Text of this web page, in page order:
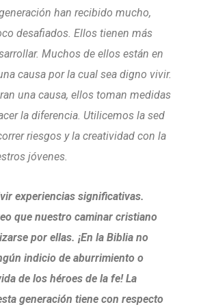
han recibido mucho,
desafiados. Ellos tienen más
Muchos de ellos están en
causa por la cual sea digno vivir.
una causa, ellos toman medidas
la diferencia. Utilicemos la sed
riesgos y la creatividad con la
jóvenes.
experiencias significativas.
que nuestro caminar cristiano
por ellas. ¡En la Biblia no
indicio de aburrimiento o
de los héroes de la fe! La
generación tiene con respecto